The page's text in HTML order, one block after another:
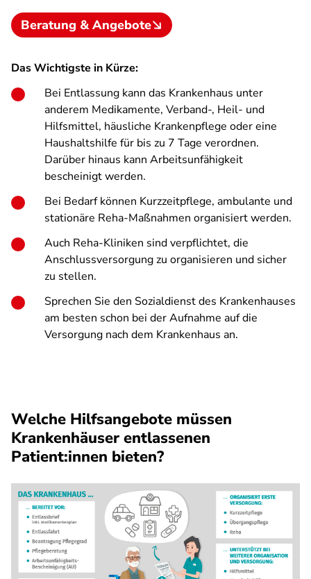
Beratung & Angebote
Das Wichtigste in Kürze:
Bei Entlassung kann das Krankenhaus unter
anderem Medikamente, Verband-, Heil- und
Hilfsmittel, häusliche Krankenpflege oder eine
Haushaltshilfe für bis zu 7 Tage verordnen.
Darüber hinaus kann Arbeitsunfähigkeit
bescheinigt werden.
Bei Bedarf können Kurzzeitpflege, ambulante und
stationäre Reha-Maßnahmen organisiert werden.
Auch Reha-Kliniken sind verpflichtet, die
Anschlussversorgung zu organisieren und sicher
zu stellen.
Sprechen Sie den Sozialdienst des Krankenhauses
am besten schon bei der Aufnahme auf die
Versorgung nach dem Krankenhaus an.
Welche Hilfsangebote müssen
Krankenhäuser entlassenen
Patient:innen bieten?